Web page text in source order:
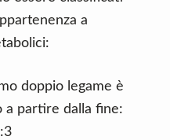
a
doppio legame è
a partire dalla fine: